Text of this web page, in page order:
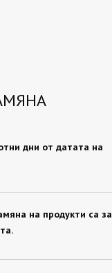
дни от датата на
на продукти са за